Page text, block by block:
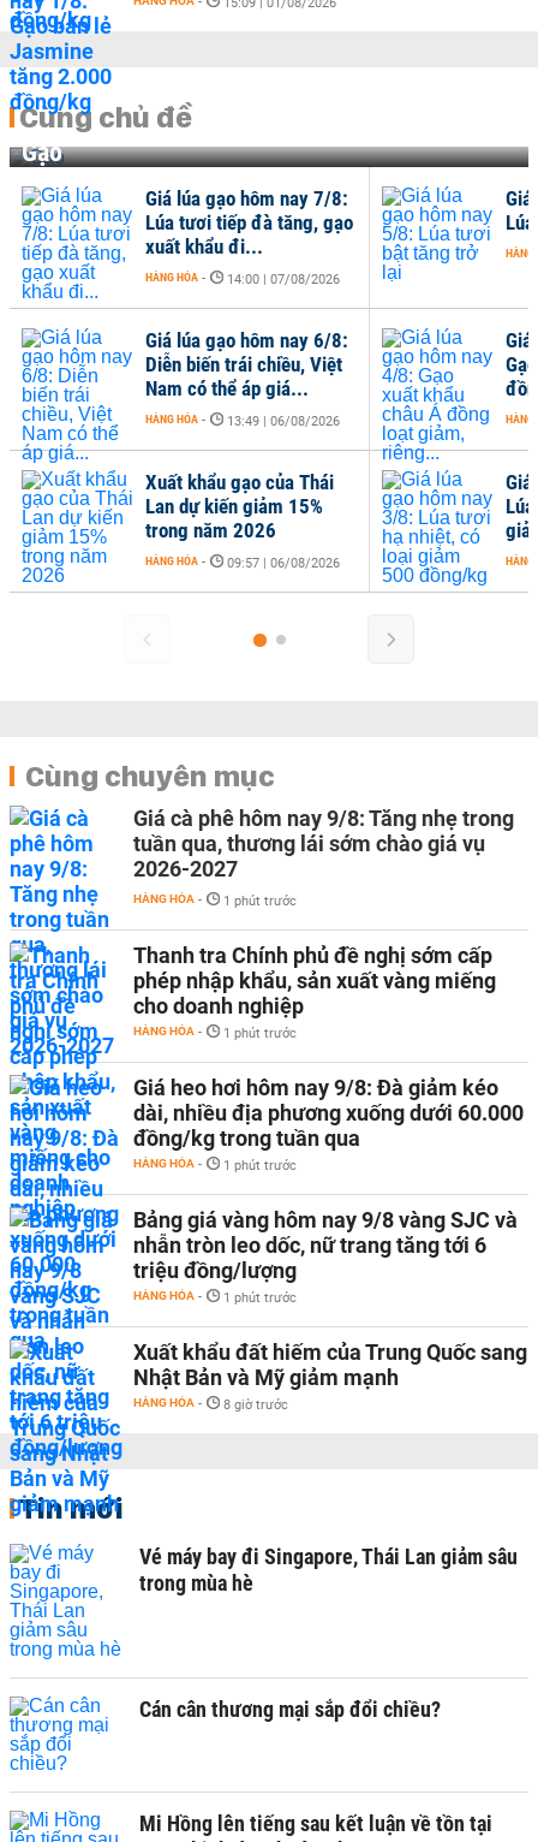
Cùng chủ đề
Gạo
Giá lúa gạo hôm nay 7/8:
Lúa tươi tiếp đà tăng, gạo
xuất khẩu đi...
HÀNG HÓA - 14:00 | 07/08/2026
Giá lúa gạo hôm nay 6/8:
Diễn biến trái chiều, Việt
Nam có thể áp giá...
HÀNG HÓA - 13:49 | 06/08/2026
Xuất khẩu gạo của Thái
Lan dự kiến giảm 15%
trong năm 2026
HÀNG HÓA - 09:57 | 06/08/2026
HÀNG
HÀNG
HÀNG
Cùng chuyên mục
Giá cà phê hôm nay 9/8: Tăng nhẹ trong
tuần qua, thương lái sớm chào giá vụ
2026-2027
HÀNG HÓA - 1 phút trước
Thanh tra Chính phủ đề nghị sớm cấp
phép nhập khẩu, sản xuất vàng miếng
cho doanh nghiệp
HÀNG HÓA - 1 phút trước
Giá heo hơi hôm nay 9/8: Đà giảm kéo
dài, nhiều địa phương xuống dưới 60.000
đồng/kg trong tuần qua
HÀNG HÓA - 1 phút trước
Bảng giá vàng hôm nay 9/8 vàng SJC và
nhẫn tròn leo dốc, nữ trang tăng tới 6
triệu đồng/lượng
HÀNG HÓA - 1 phút trước
Xuất khẩu đất hiếm của Trung Quốc sang
Nhật Bản và Mỹ giảm mạnh
HÀNG HÓA - 8 giờ trước
Tin mới
Vé máy bay đi Singapore, Thái Lan giảm sâu
trong mùa hè
Cán cân thương mại sắp đổi chiều?
Mi Hồng lên tiếng sau kết luận về tồn tại